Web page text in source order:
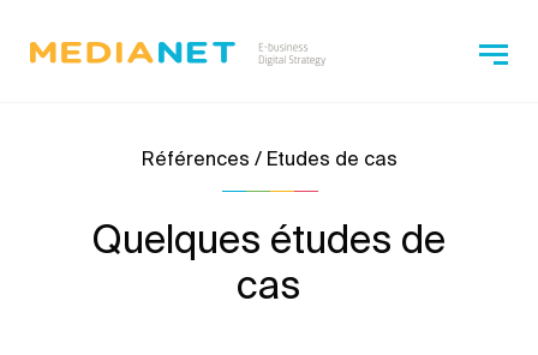
Références / Etudes de cas
Quelques études de
cas